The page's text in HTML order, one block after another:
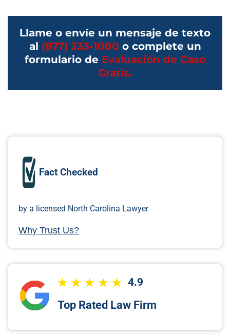
Llame o envíe un mensaje de texto
al (877) 333-1000 o complete un
formulario de Evaluación de Caso
Gratis.
Fact Checked
by a licensed North Carolina Lawyer
Why Trust Us?
4.9
Top Rated Law Firm